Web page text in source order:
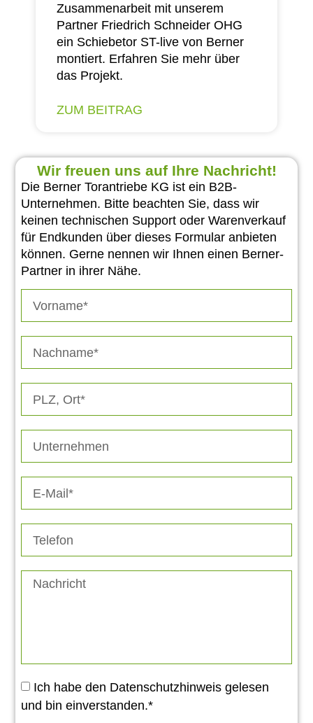
Zusammenarbeit mit unserem
Partner Friedrich Schneider OHG
ein Schiebetor ST-live von Berner
montiert. Erfahren Sie mehr über
das Projekt.
ZUM BEITRAG
Wir freuen uns auf Ihre Nachricht!
Die Berner Torantriebe KG ist ein B2B-
Unternehmen. Bitte beachten Sie, dass wir
keinen technischen Support oder Warenverkauf
für Endkunden über dieses Formular anbieten
können. Gerne nennen wir Ihnen einen Berner-
Partner in ihrer Nähe.
Ich habe den Datenschutzhinweis gelesen
und bin einverstanden.*